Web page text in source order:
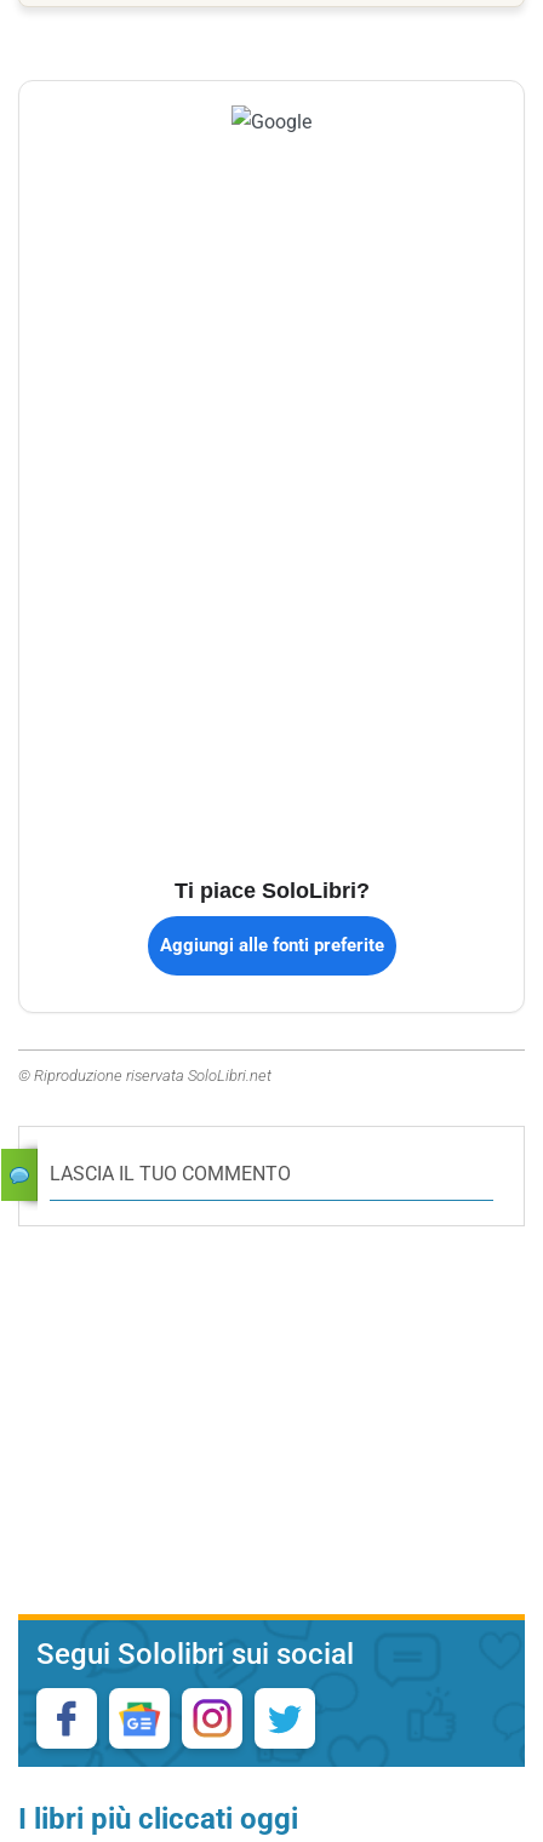
Ti piace SoloLibri?
Aggiungi alle fonti preferite
© Riproduzione riservata SoloLibri.net
LASCIA IL TUO COMMENTO
Segui Sololibri sui social
I libri più cliccati oggi